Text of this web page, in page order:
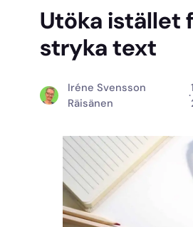
Utöka istället
stryka text
Iréne Svensson
Räisänen
·